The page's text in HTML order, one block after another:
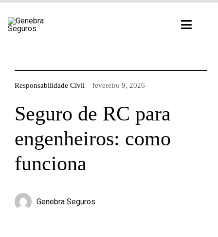
para
Responsabilidade Civil fevereiro 9, 2026
Seguro de RC para
engenheiros: como
funciona
Genebra Seguros